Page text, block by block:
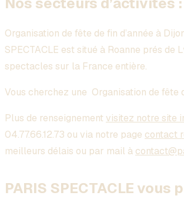
Organisation de fête de fin d’année à
SPECTACLE est situé à Roanne prés
spectacles sur la France entière.
Vous cherchez une Organisation de fête
Plus de renseignement visitez notre site
04.77.66.12.73 ou via notre page contact
meilleurs délais ou par mail à
PARIS SPECTACLE